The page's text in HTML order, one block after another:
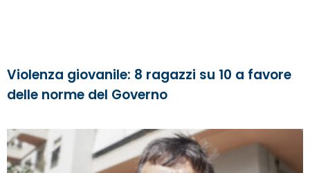
Violenza giovanile: 8 ragazzi su 10 a favore
delle norme del Governo